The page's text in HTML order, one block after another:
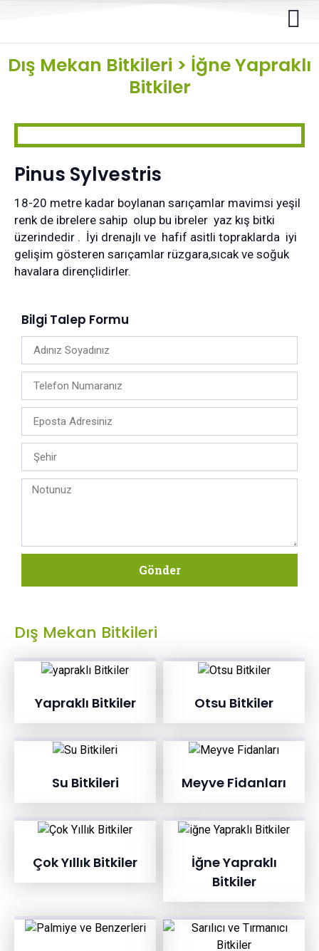
Dış Mekan Bitkileri > İğne Yapraklı
Bitkiler
Pinus Sylvestris
18-20 metre kadar boylanan sarıçamlar mavimsi yeşil
renk de ibrelere sahip olup bu ibreler yaz kış bitki
üzerindedir . İyi drenajlı ve hafif asitli topraklarda iyi
gelişim gösteren sarıçamlar rüzgara,sıcak ve soğuk
havalara dirençlidirler.
Bilgi Talep Formu
Gönder
Dış Mekan Bitkileri
Yapraklı Bitkiler Otsu Bitkiler
Su Bitkileri Meyve Fidanları
Çok Yıllık Bitkiler
İğne Yapraklı
Bitkiler